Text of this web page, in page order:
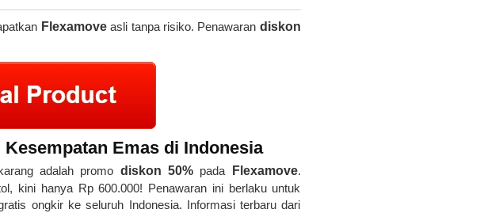
Flexamoveasli tanpa risiko. Penawaran diskon
Emas di Indonesia
adalah promo diskon 50%pada Flexamove.
kini hanya Rp 600.000! Penawaran ini berlaku untuk
ongkir ke seluruh Indonesia. Informasi terbaru dari